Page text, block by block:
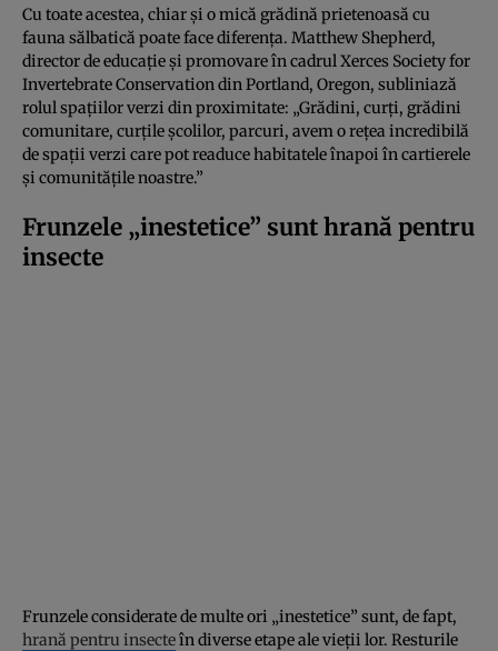
Cu toate acestea, chiar și o mică grădină prietenoasă cu
fauna sălbatică poate face diferența. Matthew Shepherd,
director de educație și promovare în cadrul Xerces Society for
Invertebrate Conservation din Portland, Oregon, subliniază
rolul spațiilor verzi din proximitate: „Grădini, curți, grădini
comunitare, curțile școlilor, parcuri, avem o rețea incredibilă
de spații verzi care pot readuce habitatele înapoi în cartierele
și comunitățile noastre.”
Frunzele „inestetice” sunt hrană pentru
insecte
Frunzele considerate de multe ori „inestetice” sunt, de fapt,
hrană pentru insecteîn diverse etape ale vieții lor. Resturile